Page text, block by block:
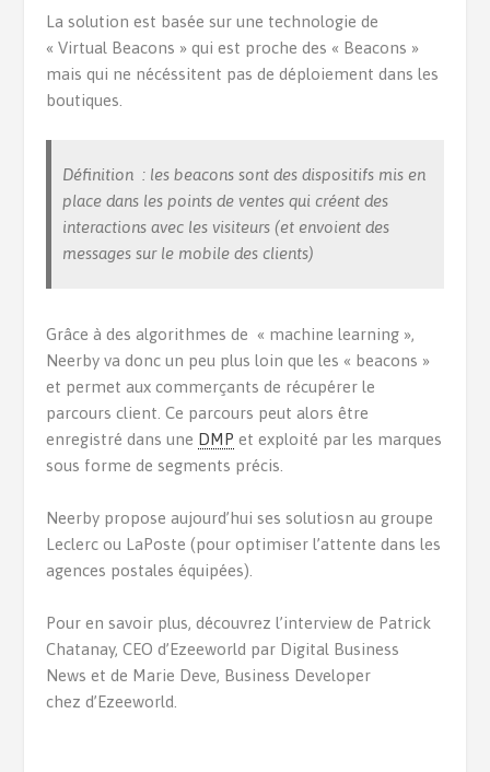
La solution est basée sur une technologie de
« Virtual Beacons » qui est proche des « Beacons »
mais qui ne nécéssitent pas de déploiement dans les
boutiques.
Définition : les beacons sont des dispositifs mis en
place dans les points de ventes qui créent des
interactions avec les visiteurs (et envoient des
messages sur le mobile des clients)
Grâce à des algorithmes de « machine learning »,
Neerby va donc un peu plus loin que les « beacons »
et permet aux commerçants de récupérer le
parcours client. Ce parcours peut alors être
enregistré dans une DMP et exploité par les marques
sous forme de segments précis.
Neerby propose aujourd’hui ses solutiosn au groupe
Leclerc ou LaPoste (pour optimiser l’attente dans les
agences postales équipées).
Pour en savoir plus, découvrez l’interview de Patrick
Chatanay, CEO d’Ezeeworld par Digital Business
News et de Marie Deve, Business Developer
chez d’Ezeeworld.